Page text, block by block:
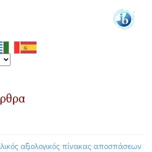
αξιολογικός πίνακας αποσπάσεων